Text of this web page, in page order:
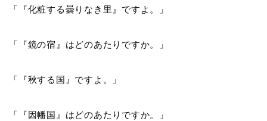
「『化粧する曇りなき里』ですよ。」
「『鏡の宿』はどのあたりですか。」
「『秋する国』ですよ。」
「『因幡国』はどのあたりですか。」